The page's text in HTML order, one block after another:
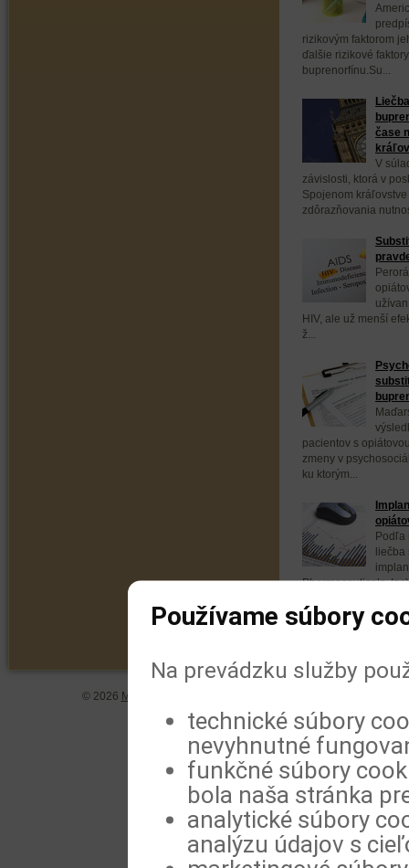
rizikovým faktorom
ďalšie rizikové
buprenorfínu.Su...
čase
V
závislosti, ktorá v
Spojenom
zdôrazňovania
HIV, ale už menší
ž...
pacientov s
zmeny v
ku ktorým...
Podľa
liečba
Pharmaceuticals,
© 2026 MeDitorial
Používame súbory
Na prevádzku služby
technické súbory
nevyhnutné
funkčné súbory
bola naša stránka
analytické súbory
analýzu údajov s